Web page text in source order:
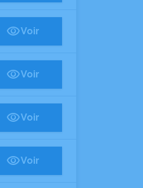
Voir
Voir
Voir
Voir